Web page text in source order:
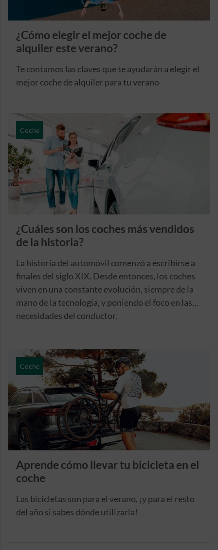
¿Cómo elegir el mejor coche de
alquiler este verano?
Te contamos las claves que te ayudarán a elegir el
mejor coche de alquiler para tu verano
Coche
¿Cuáles son los coches más vendidos
de la historia?
La historia del automóvil comenzó a escribirse a
finales del siglo XIX. Desde entonces, los coches
viven en una constante evolución, siempre de la
mano de la tecnología, y poniendo el foco en las
necesidades del conductor.
Coche
Aprende cómo llevar tu bicicleta en el
coche
Las bicicletas son para el verano, ¡y para el resto
del año si sabes dónde utilizarla!